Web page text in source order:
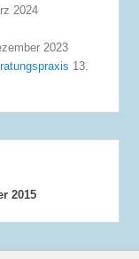
2024
2023
13.
2015